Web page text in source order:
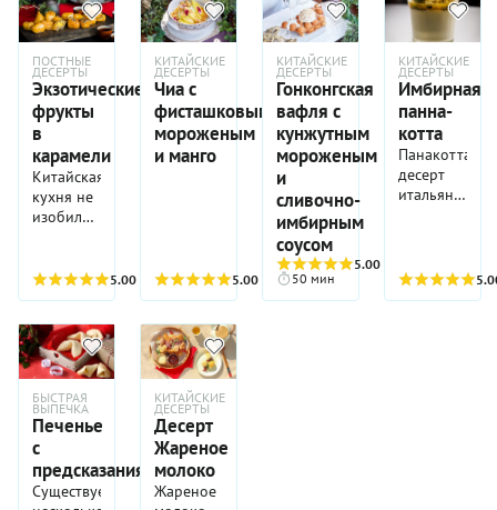
корочкой.
А делают
их так:
бананы,
разрезанные
вдоль,
обмакивают
в лёгкий
кляр из
рисовой
муки и
который
при
обжаривании
становится
воздушным
и
хрустящим.
Арахисовое
масло
придаёт
блюду
тонкий
ПОСТНЫЕ
ДЕСЕРТЫ
Экзотические
фрукты
в
карамели
Китайская
кухня не
изобилует
шедевров
здесь не
Зато
практически
любой
китайский
десерт
готовится
просто и
будет
гораздо
5.00 (3)
КИТАЙСКИЕ
ДЕСЕРТЫ
Чиа с
фисташковым
мороженым
и манго
5.00
КИТАЙСКИЕ
ДЕСЕРТЫ
Гонконгская
вафля с
кунжутным
мороженым
и
сливочно-
имбирным
соусом
5.00
50 мин
КИТАЙСКИЕ
ДЕСЕРТЫ
Имбирная
панна-
котта
Панакотта-
десерт
итальянский.
шеф-
БЫСТРАЯ
ВЫПЕЧКА
Печенье
с
предсказаниями
Существует
КИТАЙСКИЕ
ДЕСЕРТЫ
Десерт
Жареное
молоко
Жареное